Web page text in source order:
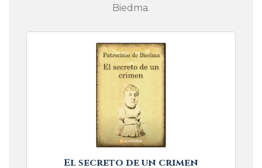
Biedma.
El secreto de un crimen